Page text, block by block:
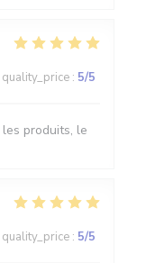
quality_price : 5/5
produits, le
quality_price : 5/5